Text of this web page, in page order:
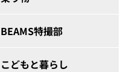
BEAMS特撮部
こどもと暮らし